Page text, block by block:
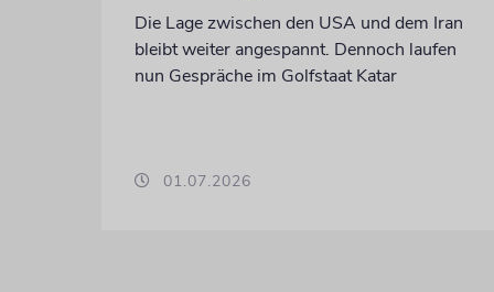
Die Lage zwischen den USA und dem Iran
bleibt weiter angespannt. Dennoch laufen
nun Gespräche im Golfstaat Katar
01.07.2026